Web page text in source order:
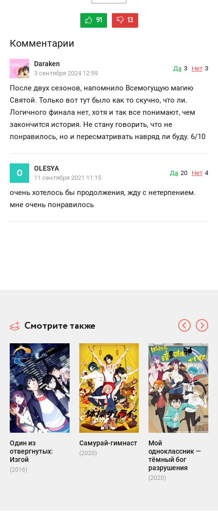
91 13
Комментарии
Daraken
3 сентября 2024 12:59
Да 3 Нет 3
После двух сезонов, напомнило Всемогущую магию
Святой. Только вот тут было как то скучно, что ли.
Логичного финала нет, хотя и так все понимают, чем
закончится история. Не стану говорить, что не
понравилось, но и пересматривать навряд ли буду. 6/10
O OLESYA
11 сентября 2021 11:15
Да 20 Нет 4
очень хотелось бы продолжения, жду с нетерпением.
мне очень понравилось
Смотрите также
Один из
отвергнутых:
Изгой
(2016)
Самурай-гимнаст
(2020)
Мой
одноклассник —
тёмный бог
разрушения
(2020)